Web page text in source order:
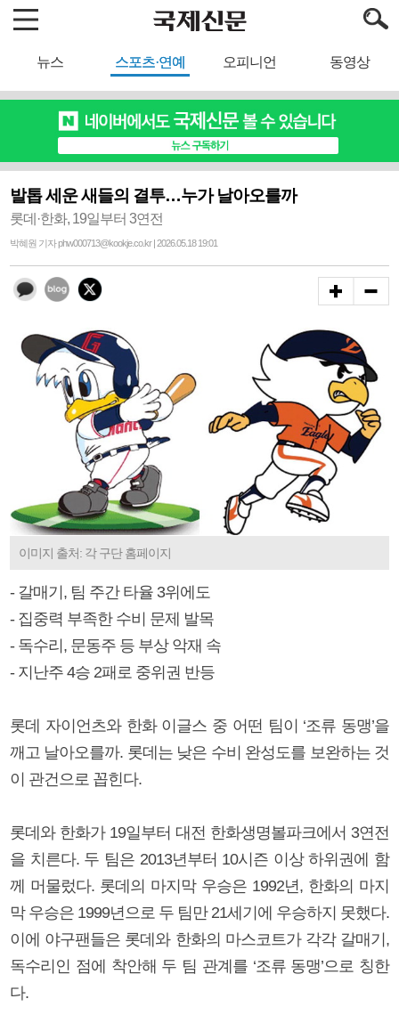
뉴스 스포츠·연예 오피니언 동영상
발톱 세운 새들의 결투…누가 날아오를까
롯데·한화, 19일부터 3연전
박혜원 기자 phw000713@kookje.co.kr | 2026.05.18 19:01
이미지 출처: 각 구단 홈페이지
- 갈매기, 팀 주간 타율 3위에도
- 집중력 부족한 수비 문제 발목
- 독수리, 문동주 등 부상 악재 속
- 지난주 4승 2패로 중위권 반등
롯데 자이언츠와 한화 이글스 중 어떤 팀이 ‘조류 동맹’을
깨고 날아오를까. 롯데는 낮은 수비 완성도를 보완하는 것
이 관건으로 꼽힌다.
롯데와 한화가 19일부터 대전 한화생명볼파크에서 3연전
을 치른다. 두 팀은 2013년부터 10시즌 이상 하위권에 함
께 머물렀다. 롯데의 마지막 우승은 1992년, 한화의 마지
막 우승은 1999년으로 두 팀만 21세기에 우승하지 못했다.
이에 야구팬들은 롯데와 한화의 마스코트가 각각 갈매기,
독수리인 점에 착안해 두 팀 관계를 ‘조류 동맹’으로 칭한
다.